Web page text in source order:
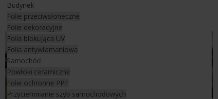
Budynek
Folie przeciwsłoneczne
Folie dekoracyjne
Folia blokująca UV
Folia antywłamaniowa
Samochód
Powłoki ceramiczne
Folie ochronne PPF
Przyciemnianie szyb samochodowych
Sposoby przyciemniania szyb w aucie